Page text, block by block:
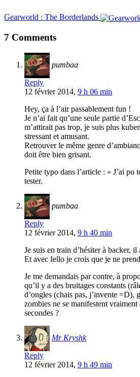
Gearworld : The Borderlands
7 Comments
pumbaa
Reply
12 février 2014, 9 h 06 min
Hey, ça à l’air passablement fun !
Je n’ai fait qu’une seule partie
m’attirait pas trop, je suis plus
stressant et amusant.
Retrouver le même genre
doit être bien grisant.
Petite typo dans l’article : « J’ai
tester.
pumbaa
Reply
12 février 2014, 9 h 40 min
Je suis en train d’hésiter à backer,
Et avec Iello je crois que je ne
Je me demandais par contre, à
qu’il y a des bruitages constants
d’ongles (chais pas, j’invente
zombies ne se manifestent vraiment
secondes ?
Mr Kryshk
Reply
12 février 2014, 9 h 49 min